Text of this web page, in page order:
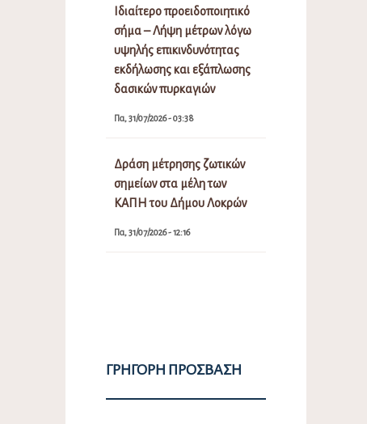
Ιδιαίτερο προειδοποιητικό
σήμα – Λήψη μέτρων λόγω
υψηλής επικινδυνότητας
εκδήλωσης και εξάπλωσης
δασικών πυρκαγιών
Πα, 31/07/2026 - 03:38
Δράση μέτρησης ζωτικών
σημείων στα μέλη των
ΚΑΠΗ του Δήμου Λοκρών
Πα, 31/07/2026 - 12:16
ΓΡΉΓΟΡΗ ΠΡΌΣΒΑΣΗ